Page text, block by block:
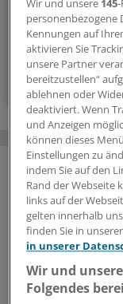
Exklusive
Zugriff
Wir und unsere 145
personenbezogene
Kennungen auf
aktivieren Sie
unsere Partner
bereitzustellen“
ablehnen oder
deaktiviert. Wenn
und Anzeigen
können dieses
Einstellungen zu
indem Sie auf den
Rand der Webseite
links auf der
gelten innerhalb
finden Sie in
in unserer
Wir und
Folgendes